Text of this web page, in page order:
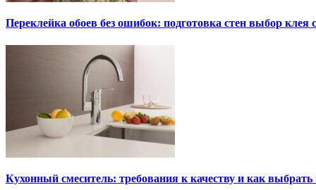
Переклейка обоев без ошибок: подготовка стен выбор клея
Кухонный смеситель: требования к качеству и как